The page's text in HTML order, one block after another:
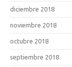
diciembre 2018
noviembre 2018
octubre 2018
septiembre 2018